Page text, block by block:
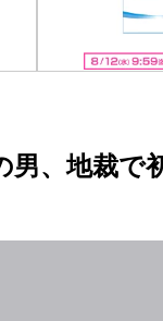
、地裁で